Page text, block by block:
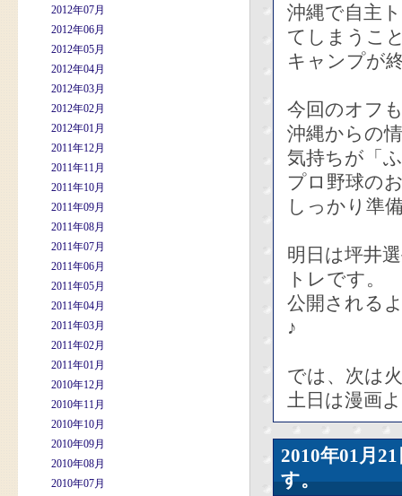
2012年07月
2012年06月
2012年05月
2012年04月
2012年03月
2012年02月
2012年01月
2011年12月
2011年11月
2011年10月
2011年09月
2011年08月
2011年07月
2011年06月
2011年05月
2011年04月
2011年03月
2011年02月
2011年01月
2010年12月
2010年11月
2010年10月
2010年09月
2010年08月
2010年07月
沖縄で自主
てしまうこ
キャンプが
今回のオフ
沖縄からの
気持ちが「
プロ野球の
しっかり準
明日は坪井
トレです。
公開される
♪
では、次は
土日は漫画
2010年01
す。